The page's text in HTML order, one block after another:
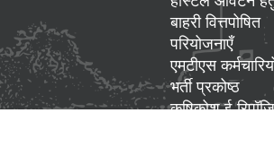
बाहरी वित्तपोषित
परियोजनाएँ
एमटीएस
भर्ती प्रकोष्ठ
कृषिकोश ई-